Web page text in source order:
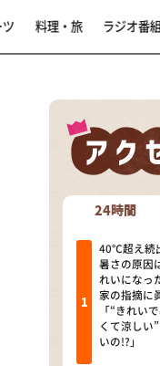
なる
相席
こ
～
～
探偵
料理・旅 ラジオ番組
24時間
40℃超え続
暑さの原因
れいになっ
家の指摘に
「“きれい
くて涼しい
いの!?」